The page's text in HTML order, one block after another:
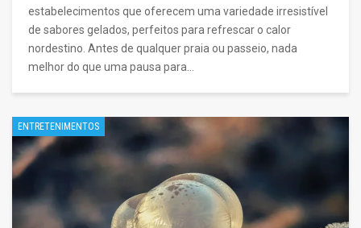
estabelecimentos que oferecem uma variedade irresistível
de sabores gelados, perfeitos para refrescar o calor
nordestino. Antes de qualquer praia ou passeio, nada
melhor do que uma pausa para…
ENTRETENIMENTOS